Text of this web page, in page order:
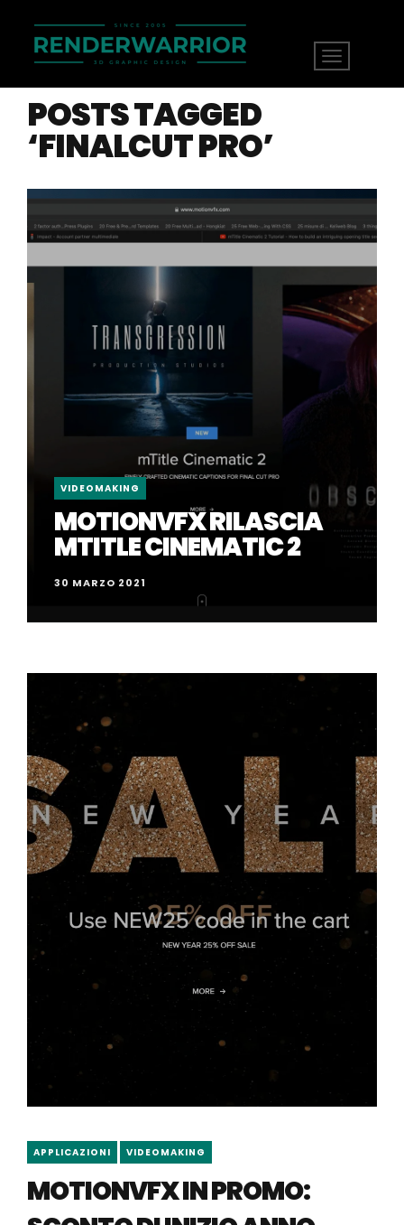
POSTS TAGGED
‘FINALCUT PRO’
VIDEOMAKING
MOTIONVFX RILASCIA
MTITLE CINEMATIC 2
30 MARZO 2021
APPLICAZIONI VIDEOMAKING
MOTIONVFX IN PROMO: